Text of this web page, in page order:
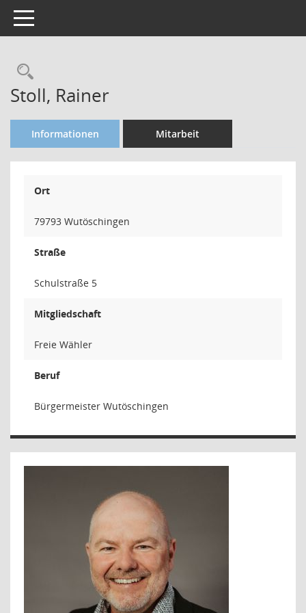
Toggle navigation
Rechercheauswahl
Stoll, Rainer
Informationen Mitarbeit
Ort
79793 Wutöschingen
Straße
Schulstraße 5
Mitgliedschaft
Freie Wähler
Beruf
Bürgermeister Wutöschingen